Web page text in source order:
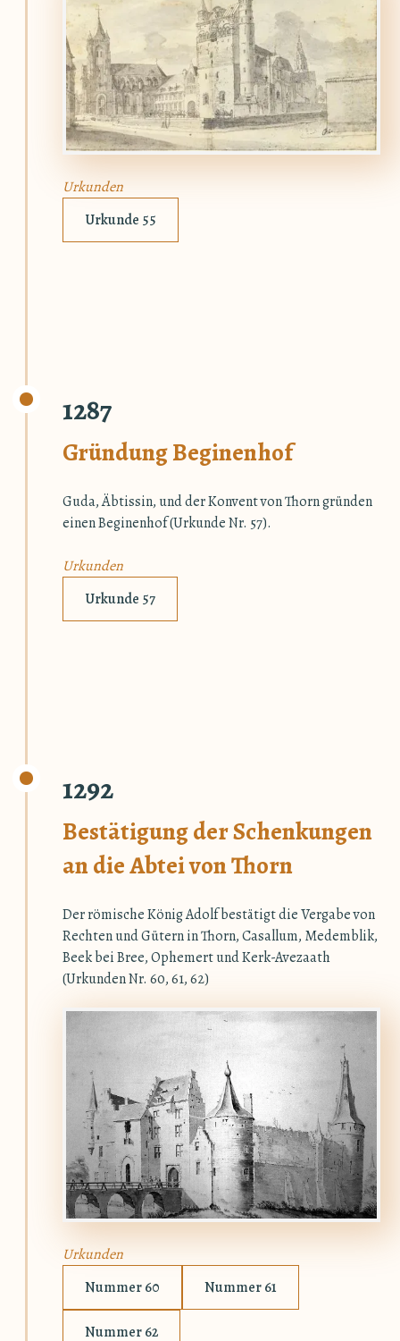
Urkunden
Urkunde 55
1287
Gründung Beginenhof
Guda, Äbtissin, und der Konvent von Thorn gründen
einen Beginenhof (Urkunde Nr. 57).
Urkunden
Urkunde 57
1292
Bestätigung der Schenkungen
an die Abtei von Thorn
Der römische König Adolf bestätigt die Vergabe von
Rechten und Gütern in Thorn, Casallum, Medemblik,
Beek bei Bree, Ophemert und Kerk-Avezaath
(Urkunden Nr. 60, 61, 62)
Urkunden
Nummer 60
Nummer 61
Nummer 62